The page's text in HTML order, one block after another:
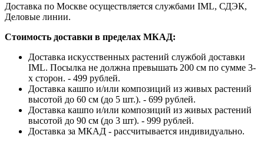
Доставка по Москве осуществляется службами IML, СДЭК,
Деловые линии.
Стоимость доставки в пределах МКАД:
Доставка искусственных растений службой доставки
IML. Посылка не должна превышать 200 см по сумме 3-
х сторон. - 499 рублей.
Доставка кашпо и/или композиций из живых растений
высотой до 60 см (до 5 шт.). - 699 рублей.
Доставка кашпо и/или композиций из живых растений
высотой до 90 см (до 3 шт). - 999 рублей.
Доставка за МКАД - рассчитывается индивидуально.